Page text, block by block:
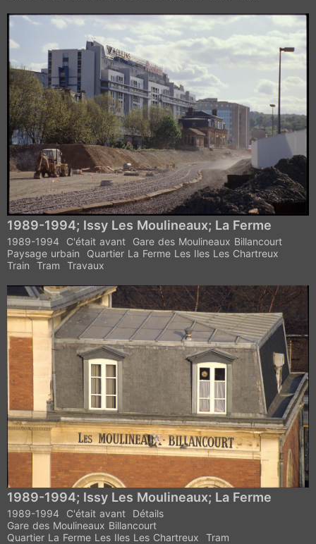
1989-1994; Issy Les Moulineaux; La Ferme
1989-1994 C'était avant
Gare des Moulineaux Billancourt
Paysage urbain
Quartier La Ferme Les Iles Les Chartreux
Train
Tram Travaux
1989-1994; Issy Les Moulineaux; La Ferme
1989-1994 C'était avant
Détails
Gare des Moulineaux Billancourt
Quartier La Ferme Les Iles Les Chartreux
Tram